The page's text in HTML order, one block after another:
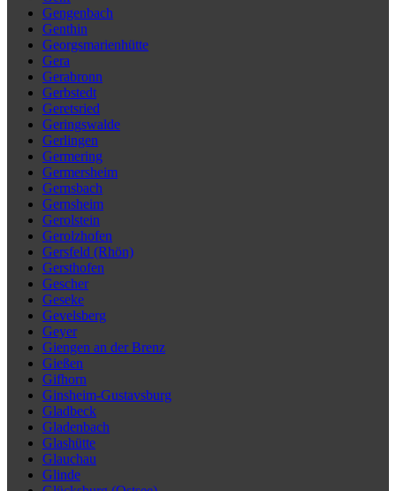
Gengenbach
Genthin
Georgsmarienhütte
Gera
Gerabronn
Gerbstedt
Geretsried
Geringswalde
Gerlingen
Germering
Germersheim
Gernsbach
Gernsheim
Gerolstein
Gerolzhofen
Gersfeld (Rhön)
Gersthofen
Gescher
Geseke
Gevelsberg
Geyer
Giengen an der Brenz
Gießen
Gifhorn
Ginsheim-Gustavsburg
Gladbeck
Gladenbach
Glashütte
Glauchau
Glinde